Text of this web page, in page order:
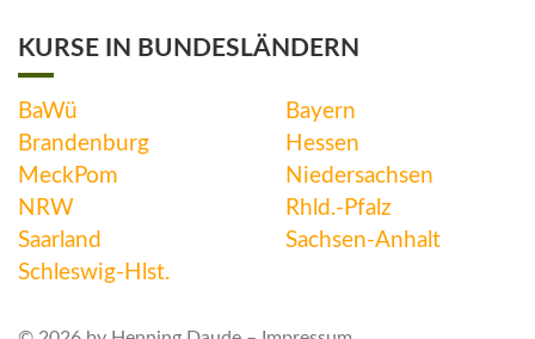
KURSE IN BUNDESLÄNDERN
BaWü
Bayern
Brandenburg
Hessen
MeckPom
Niedersachsen
NRW
Rhld.-Pfalz
Saarland
Sachsen-Anhalt
Schleswig-Hlst.